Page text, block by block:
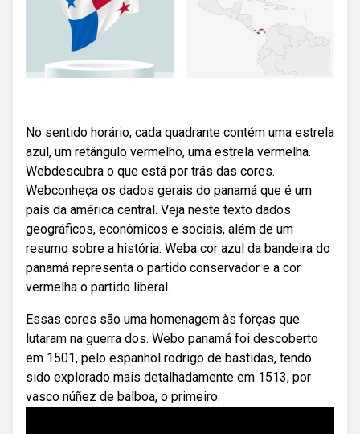
No sentido horário, cada quadrante contém uma estrela
azul, um retângulo vermelho, uma estrela vermelha.
Webdescubra o que está por trás das cores.
Webconheça os dados gerais do panamá que é um
país da américa central. Veja neste texto dados
geográficos, econômicos e sociais, além de um
resumo sobre a história. Weba cor azul da bandeira do
panamá representa o partido conservador e a cor
vermelha o partido liberal.
Essas cores são uma homenagem às forças que
lutaram na guerra dos. Webo panamá foi descoberto
em 1501, pelo espanhol rodrigo de bastidas, tendo
sido explorado mais detalhadamente em 1513, por
vasco núñez de balboa, o primeiro.